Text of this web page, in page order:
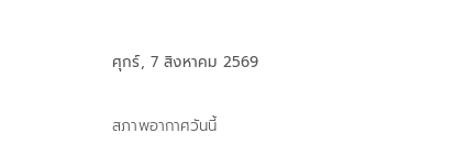
ศุกร์, 7 สิงหาคม 2569
สภาพอากาศวันนี้